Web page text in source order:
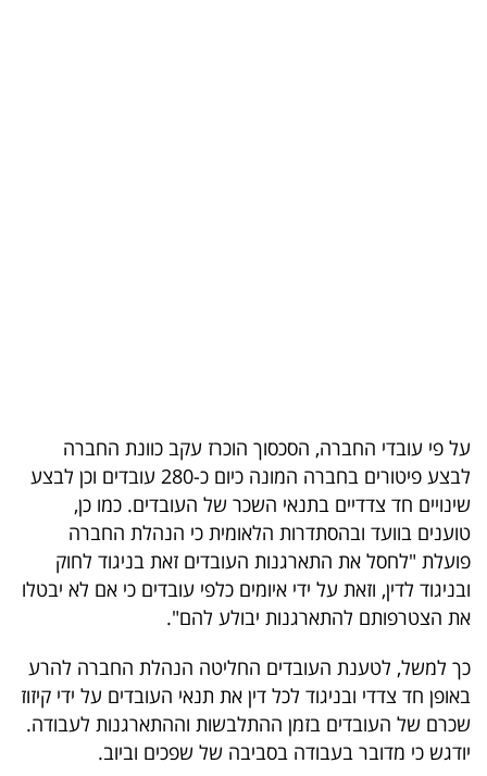
המילון
הכלכלי
פודקאסט
40
UNDER
שיתופי
פעולה
על פי עובדי החברה, הסכסוך הוכרז עקב כוונת החברה
לבצע פיטורים בחברה המונה כיום כ-280 עובדים וכן לבצע
שינויים חד צדדיים בתנאי השכר של העובדים. כמו כן,
טוענים בוועד ובהסתדרות הלאומית כי הנהלת החברה
פועלת "לחסל את התארגנות העובדים זאת בניגוד לחוק
ובניגוד לדין, וזאת על ידי איומים כלפי עובדים כי אם לא יבטלו
את הצטרפותם להתארגנות יבולע להם".
כך למשל, לטענת העובדים החליטה הנהלת החברה להרע
באופן חד צדדי ובניגוד לכל דין את תנאי העובדים על ידי קיזוז
שכרם של העובדים בזמן ההתלבשות וההתארגנות לעבודה.
יודגש כי מדובר בעבודה בסביבה של שפכים וביוב.